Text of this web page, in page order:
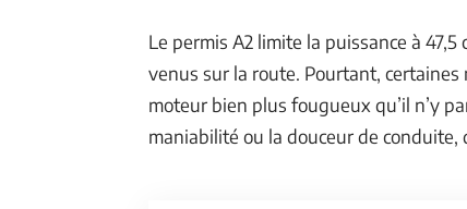
Le permis A2 limite la puissance à
venus sur la route. Pourtant,
moteur bien plus fougueux qu’il n’y
maniabilité ou la douceur de conduite,